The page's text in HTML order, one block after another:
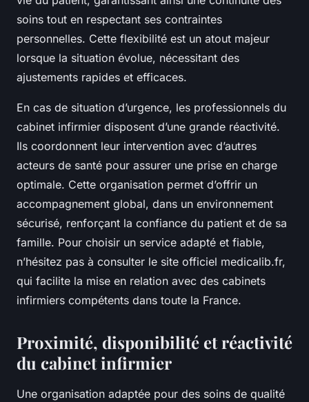
soins tout en respectant ses contraintes
personnelles. Cette flexibilité est un atout majeur
lorsque la situation évolue, nécessitant des
ajustements rapides et efficaces.
En cas de situation d’urgence, les professionnels du
cabinet infirmier disposent d’une grande réactivité.
Ils coordonnent leur intervention avec d’autres
acteurs de santé pour assurer une prise en charge
optimale. Cette organisation permet d’offrir un
accompagnement global, dans un environnement
sécurisé, renforçant la confiance du patient et de sa
famille. Pour choisir un service adapté et fiable,
n’hésitez pas à consulter le site officiel medicalib.fr,
qui facilite la mise en relation avec des cabinets
infirmiers compétents dans toute la France.
Proximité, disponibilité et réactivité
du cabinet infirmier
Une organisation adaptée pour des soins de qualité